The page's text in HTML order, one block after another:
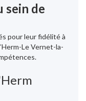
sein de
pour leur fidélité à
Le Vernet-la-